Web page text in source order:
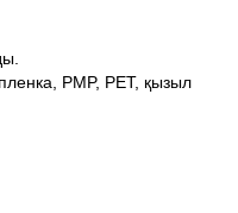
PMP, PET, қызыл